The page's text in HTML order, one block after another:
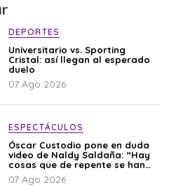
DEPORTES
Universitario vs. Sporting
Cristal: así llegan al esperado
duelo
07 Ago 2026
ESPECTÁCULOS
Óscar Custodio pone en duda
video de Naldy Saldaña: “Hay
cosas que de repente se han
editado”
07 Ago 2026